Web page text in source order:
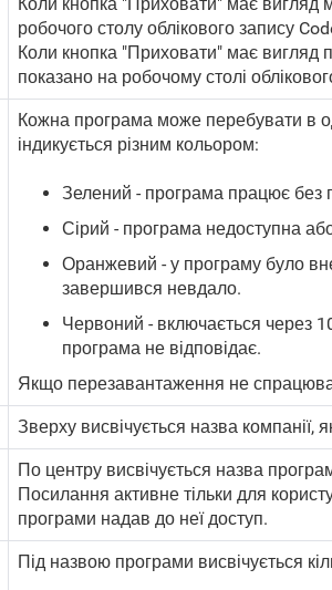
робочого столу облікового запису
Коли кнопка "Приховати" має вигляд
показано на робочому столі
Кожна програма може перебувати в
індикується різним кольором:
Зелений - програма працює без
Сірий - програма недоступна
Оранжевий - у програму було
завершився невдало.
Червоний - включається через
програма не відповідає.
Якщо перезавантаження не
Зверху висвічується назва компанії,
По центру висвічується назва
Посилання активне тільки для
програми надав до неї доступ.
Під назвою програми висвічується